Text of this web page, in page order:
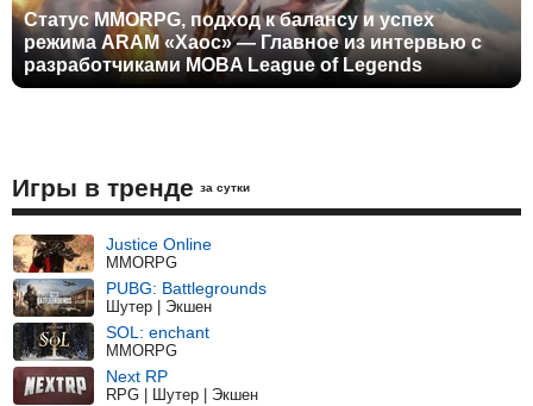
Статус MMORPG, подход к балансу и успех
режима ARAM «Хаос» — Главное из интервью с
разработчиками MOBA League of Legends
Игры в тренде за сутки
Justice Online
MMORPG
PUBG: Battlegrounds
Шутер | Экшен
SOL: enchant
MMORPG
Next RP
RPG | Шутер | Экшен